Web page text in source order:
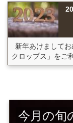
新年あけまして
クロップス」をご
今月の旬